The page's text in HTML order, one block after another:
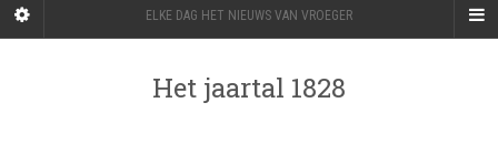
ELKE DAG HET NIEUWS VAN VROEGER
Het jaartal 1828